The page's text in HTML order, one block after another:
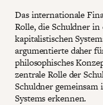
Das internationale
Rolle, die Schuldner
kapitalistischen
argumentierte daher
philosophisches
zentrale Rolle der
Schuldner gemeinsam
Systems erkennen.